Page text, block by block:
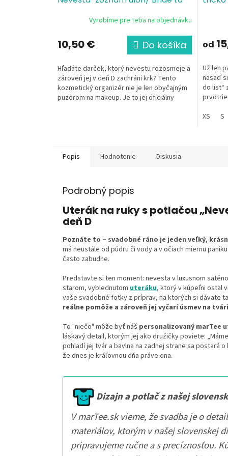
gramáž 407 g/m²
Vyrobíme pre teba na objednávku
10,50 € Do košíka
Hľadáte darček, ktorý nevestu rozosmeje a
zároveň jej v deň D zachráni krk? Tento
kozmetický organizér nie je len obyčajným
puzdrom na makeup. Je to jej oficiálny
od
Už len
nasaď
do list“
XS
S
Popis Hodnotenie Diskusia
Podrobný popis
Uterák na ruky s potlačou
deň D
Poznáte to – svadobné ráno je jeden veľký,
má neustále od púdru či vody a v očiach miernu
často zabudne.
Predstavte si ten moment: nevesta v luxusnom
starom, vyblednutom uteráku, ktorý v kúpeľni ostal
vaše svadobné fotky z príprav, na ktorých si dávate
reálne pomôže a zároveň jej vyčarí úsmev na
To "niečo" môže byť náš personalizovaný marTee
láskavý detail, ktorým jej ako družičky poviete:
pohladí jej tvár a bavlna na zadnej strane sa postará
že dnes je kráľovnou dňa práve ona.
Dizajn a potlač z našej
V marTee.sk vieme, že svadba je o
materiálov, ktorým v našej slovenskej
pripravujeme ručne a s precíznosťou.